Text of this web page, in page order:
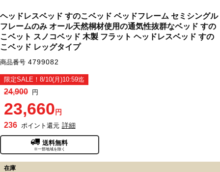
ヘッドレスベッド すのこベッド ベッドフレーム セミシングル
フレームのみ オール天然桐材使用の通気性抜群なベッド すの
こベット スノコベッド 木製 フラット ヘッドレスベッド すの
こベッド レッグタイプ
商品番号 4799082
限定SALE！8/10(月)10:59迄
24,900 円
23,660 円
236 ポイント還元 詳細
送料無料
※一部地域を除く
在庫